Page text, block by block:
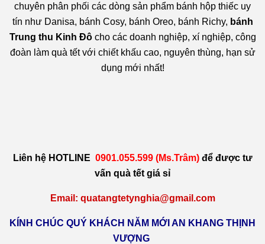
chuyên phân phối các dòng sản phẩm bánh hộp thiếc uy
tín như Danisa, bánh Cosy, bánh Oreo, bánh Richy, bánh
Trung thu Kinh Đôcho các doanh nghiệp, xí nghiệp, công
đoàn làm quà tết với chiết khấu cao, nguyên thùng, hạn sử
dụng mới nhất!
Liên hệ HOTLINE 0901.055.599 (Ms.Trâm)để được tư
vấn quà tết giá sỉ
Email: quatangtetynghia@gmail.com
KÍNH CHÚC QUÝ KHÁCH NĂM MỚI AN KHANG THỊNH
VƯỢNG